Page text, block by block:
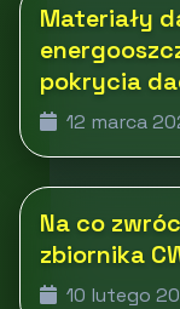
Materiały
pokrycia
12 marca
Na co
zbiornika
10 lutego